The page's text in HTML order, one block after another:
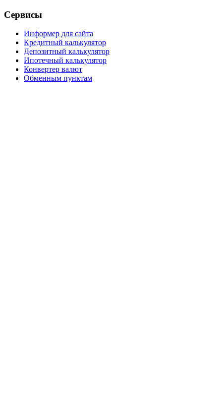
Сервисы
Информер для сайта
Кредитный калькулятор
Депозитный калькулятор
Ипотечный калькулятор
Конвертер валют
Обменным пунктам